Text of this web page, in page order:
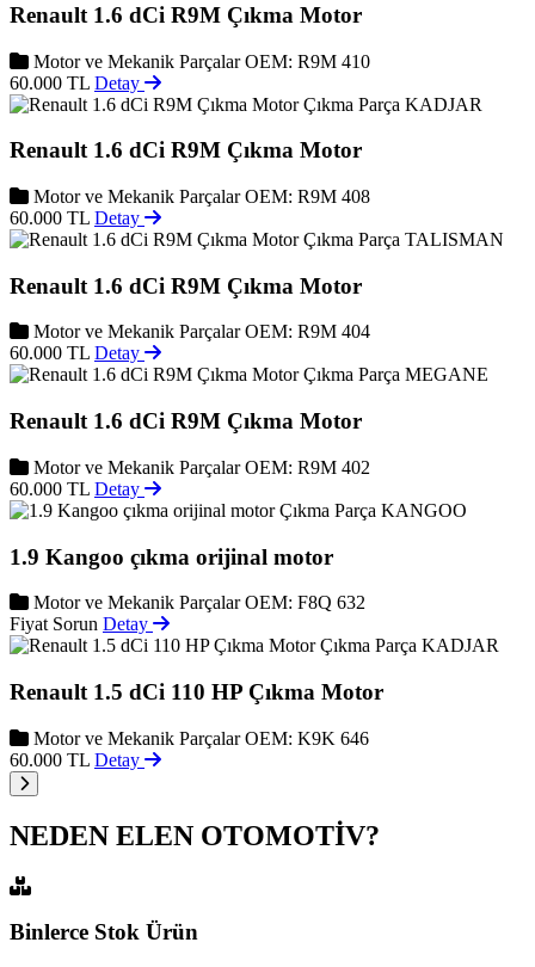
Renault 1.6 dCi R9M Çıkma Motor
Motor ve Mekanik Parçalar OEM: R9M 410
60.000 TL Detay
KADJAR
Renault 1.6 dCi R9M Çıkma Motor
Motor ve Mekanik Parçalar OEM: R9M 408
60.000 TL Detay
TALISMAN
Renault 1.6 dCi R9M Çıkma Motor
Motor ve Mekanik Parçalar OEM: R9M 404
60.000 TL Detay
MEGANE
Renault 1.6 dCi R9M Çıkma Motor
Motor ve Mekanik Parçalar OEM: R9M 402
60.000 TL Detay
KANGOO
1.9 Kangoo çıkma orijinal motor
Motor ve Mekanik Parçalar OEM: F8Q 632
Fiyat Sorun Detay
KADJAR
Renault 1.5 dCi 110 HP Çıkma Motor
Motor ve Mekanik Parçalar OEM: K9K 646
60.000 TL Detay
NEDEN ELEN OTOMOTİV?
Binlerce Stok Ürün